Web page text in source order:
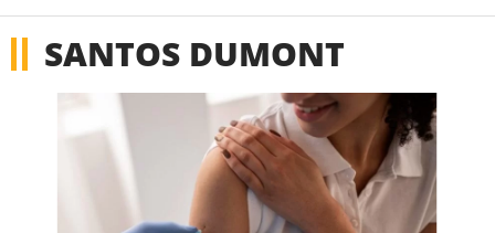
SANTOS DUMONT